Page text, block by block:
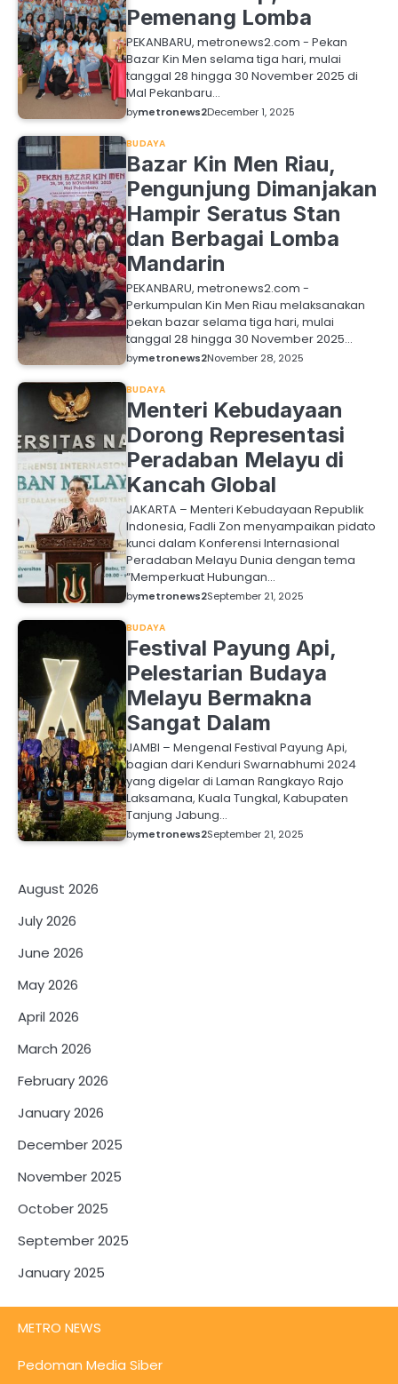
Pemenang Lomba
PEKANBARU, metronews2.com - Pekan
Bazar Kin Men selama tiga hari, mulai
tanggal 28 hingga 30 November 2025 di
Mal Pekanbaru…
bymetronews2December 1, 2025
BUDAYA
Bazar Kin Men Riau,
Pengunjung Dimanjakan
Hampir Seratus Stan
dan Berbagai Lomba
Mandarin
PEKANBARU, metronews2.com -
Perkumpulan Kin Men Riau melaksanakan
pekan bazar selama tiga hari, mulai
tanggal 28 hingga 30 November 2025…
bymetronews2November 28, 2025
BUDAYA
Menteri Kebudayaan
Dorong Representasi
Peradaban Melayu di
Kancah Global
JAKARTA – Menteri Kebudayaan Republik
Indonesia, Fadli Zon menyampaikan pidato
kunci dalam Konferensi Internasional
Peradaban Melayu Dunia dengan tema
“Memperkuat Hubungan…
bymetronews2September 21, 2025
BUDAYA
Festival Payung Api,
Pelestarian Budaya
Melayu Bermakna
Sangat Dalam
JAMBI – Mengenal Festival Payung Api,
bagian dari Kenduri Swarnabhumi 2024
yang digelar di Laman Rangkayo Rajo
Laksamana, Kuala Tungkal, Kabupaten
Tanjung Jabung…
bymetronews2September 21, 2025
August 2026
July 2026
June 2026
May 2026
April 2026
March 2026
February 2026
January 2026
December 2025
November 2025
October 2025
September 2025
January 2025
METRO NEWS
Pedoman Media Siber